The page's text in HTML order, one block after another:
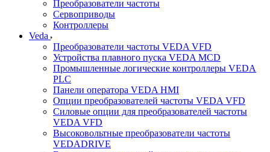
Преобразователи частоты
Сервоприводы
Контроллеры
Veda
Преобразователи частоты VEDA VFD
Устройства плавного пуска VEDA MCD
Промышленные логические контроллеры VEDA
PLC
Панели оператора VEDA HMI
Опции преобразователей частоты VEDA VFD
Силовые опции для преобразователей частоты
VEDA VFD
Высоковольтные преобразователи частоты
VEDADRIVE